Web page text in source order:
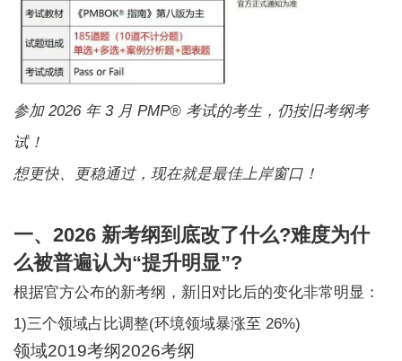
参加 2026 年 3 月 PMP® 考试的考生，仍按旧考纲考
试！
想更快、更稳通过，现在就是最佳上岸窗口！
一、2026 新考纲到底改了什么?难度为什
么被普遍认为“提升明显”?
根据官方公布的新考纲，新旧对比后的变化非常明显：
1)三个领域占比调整(环境领域暴涨至 26%)
领域2019考纲2026考纲